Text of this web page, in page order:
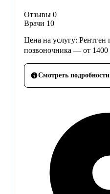
Отзывы 0
Врачи 10
Цена на услугу: Рентген
позвоночника — от 1400
Смотреть подробности